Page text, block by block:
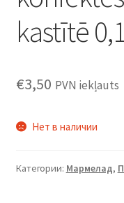
kastītē
€3,50 PVN iekļauts
Нет в наличии
Категории: Мармелад,